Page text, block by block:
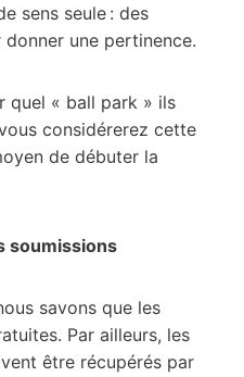
sens seule : des
une pertinence.
quel « ball park » ils
considérerez cette
de débuter la
soumissions
savons que les
Par ailleurs, les
être récupérés par